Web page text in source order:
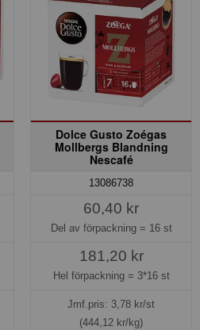
Dolce Gusto Zoégas
Mollbergs Blandning
Nescafé
13086738
60,40 kr
Del av förpackning = 16 st
181,20 kr
Hel förpackning = 3*16 st
Jmf.pris: 3,78 kr/st
(444,12 kr/kg)